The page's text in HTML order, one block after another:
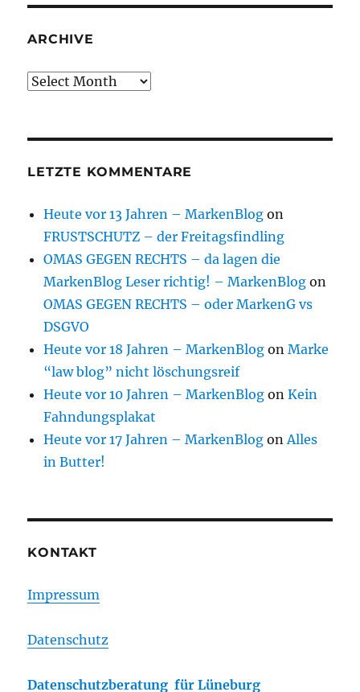
ARCHIVE
Archive
LETZTE KOMMENTARE
Heute vor 13 Jahren – MarkenBlog on
FRUSTSCHUTZ – der Freitagsfindling
OMAS GEGEN RECHTS – da lagen die
MarkenBlog Leser richtig! – MarkenBlog on
OMAS GEGEN RECHTS – oder MarkenG vs
DSGVO
Heute vor 18 Jahren – MarkenBlog onMarke
“law blog” nicht löschungsreif
Heute vor 10 Jahren – MarkenBlog onKein
Fahndungsplakat
Heute vor 17 Jahren – MarkenBlog onAlles
in Butter!
KONTAKT
Impressum
Datenschutz
Datenschutzberatung für Lüneburg